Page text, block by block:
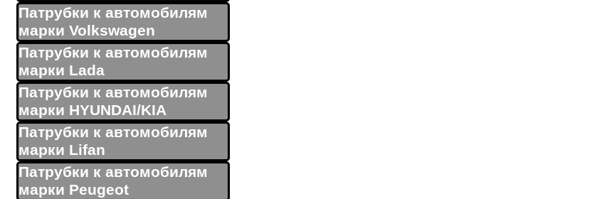
Патрубки к автомобилям
марки Volkswagen
Патрубки к автомобилям
марки Lada
Патрубки к автомобилям
марки HYUNDAI/KIA
Патрубки к автомобилям
марки Lifan
Патрубки к автомобилям
марки Peugeot